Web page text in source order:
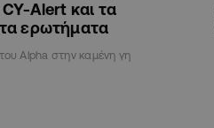
Alert και τα
ερωτήματα
Alpha στην καμένη γη